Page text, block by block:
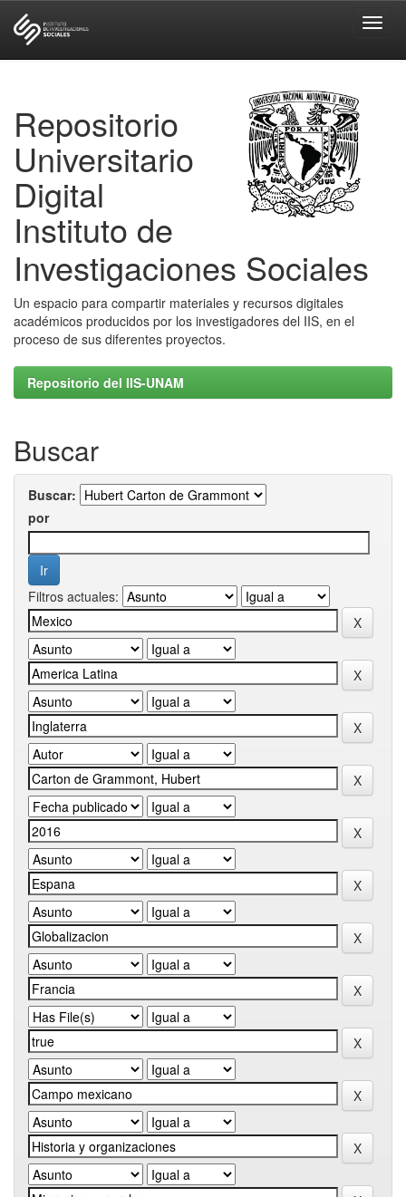
Repositorio
Universitario
Digital
Instituto de
Investigaciones Sociales
Un espacio para compartir materiales y recursos digitales
académicos producidos por los investigadores del IIS, en el
proceso de sus diferentes proyectos.
Repositorio del IIS-UNAM
Buscar
Buscar:
por
Filtros actuales: